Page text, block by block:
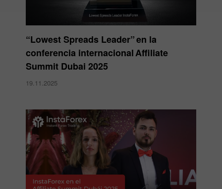
“Lowest Spreads Leader” en la
conferencia internacional Affiliate
Summit Dubai 2025
19.11.2025